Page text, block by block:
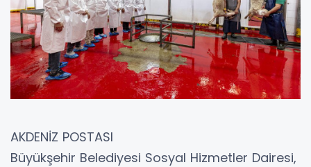
AKDENİZ POSTASI
Büyükşehir Belediyesi Sosyal Hizmetler Dairesi,